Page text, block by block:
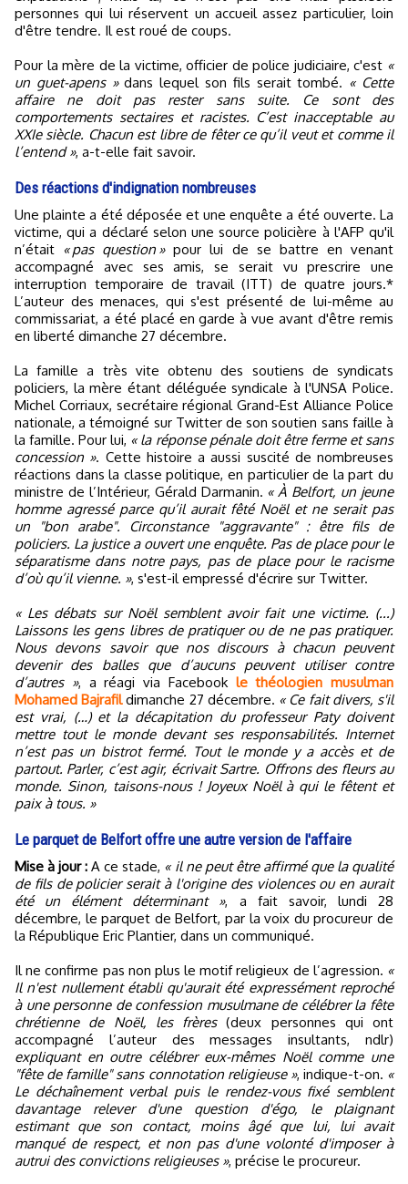
personnes qui lui réservent un accueil assez particulier, loin
d'être tendre. Il est roué de coups.
Pour la mère de la victime, officier de police judiciaire, c'est «
un guet-apens »dans lequel son fils serait tombé. « Cette
affaire ne doit pas rester sans suite. Ce sont des
comportements sectaires et racistes. C’est inacceptable au
XXIe siècle. Chacun est libre de fêter ce qu’il veut et comme il
l’entend », a-t-elle fait savoir.
Des réactions d'indignation nombreuses
Une plainte a été déposée et une enquête a été ouverte. La
victime, qui a déclaré selon une source policière à l'AFP qu'il
n’était « pas question »pour lui de se battre en venant
accompagné avec ses amis, se serait vu prescrire une
interruption temporaire de travail (ITT) de quatre jours.*
L’auteur des menaces, qui s'est présenté de lui-même au
commissariat, a été placé en garde à vue avant d'être remis
en liberté dimanche 27 décembre.
La famille a très vite obtenu des soutiens de syndicats
policiers, la mère étant déléguée syndicale à l'UNSA Police.
Michel Corriaux, secrétaire régional Grand-Est Alliance Police
nationale, a témoigné sur Twitter de son soutien sans faille à
la famille. Pour lui, « la réponse pénale doit être ferme et sans
concession ». Cette histoire a aussi suscité de nombreuses
réactions dans la classe politique, en particulier de la part du
ministre de l’Intérieur, Gérald Darmanin. « À Belfort, un jeune
homme agressé parce qu’il aurait fêté Noël et ne serait pas
un "bon arabe". Circonstance "aggravante" : être fils de
policiers. La justice a ouvert une enquête. Pas de place pour le
séparatisme dans notre pays, pas de place pour le racisme
d’où qu’il vienne. », s'est-il empressé d'écrire sur Twitter.
« Les débats sur Noël semblent avoir fait une victime. (...)
Laissons les gens libres de pratiquer ou de ne pas pratiquer.
Nous devons savoir que nos discours à chacun peuvent
devenir des balles que d’aucuns peuvent utiliser contre
d’autres », a réagi via Facebook le théologien musulman
Mohamed Bajrafildimanche 27 décembre. « Ce fait divers, s'il
est vrai, (…) et la décapitation du professeur Paty doivent
mettre tout le monde devant ses responsabilités. Internet
n’est pas un bistrot fermé. Tout le monde y a accès et de
partout. Parler, c’est agir, écrivait Sartre. Offrons des fleurs au
monde. Sinon, taisons-nous ! Joyeux Noël à qui le fêtent et
paix à tous. »
Le parquet de Belfort offre une autre version de l'affaire
Mise à jour : A ce stade, « il ne peut être affirmé que la qualité
de fils de policier serait à l'origine des violences ou en aurait
été un élément déterminant », a fait savoir, lundi 28
décembre, le parquet de Belfort, par la voix du procureur de
la République Eric Plantier, dans un communiqué.
Il ne confirme pas non plus le motif religieux de l’agression. «
Il n'est nullement établi qu'aurait été expressément reproché
à une personne de confession musulmane de célébrer la fête
chrétienne de Noël, les frères(deux personnes qui ont
accompagné l’auteur des messages insultants, ndlr)
expliquant en outre célébrer eux-mêmes Noël comme une
"fête de famille" sans connotation religieuse », indique-t-on. «
Le déchaînement verbal puis le rendez-vous fixé semblent
davantage relever d'une question d'égo, le plaignant
estimant que son contact, moins âgé que lui, lui avait
manqué de respect, et non pas d'une volonté d'imposer à
autrui des convictions religieuses », précise le procureur.